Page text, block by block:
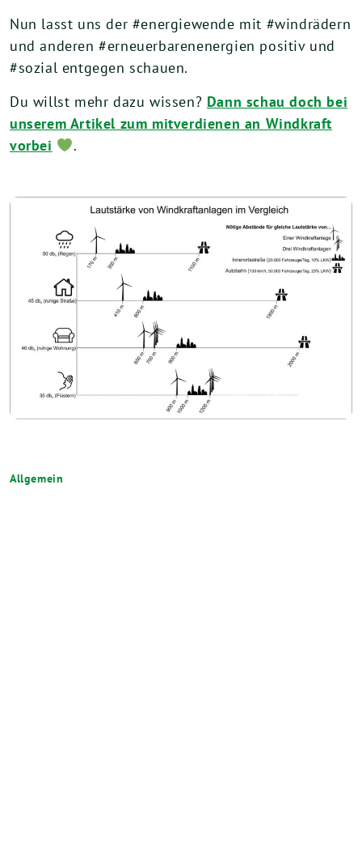
Nun lasst uns der #energiewende mit #windrädern
und anderen #erneuerbarenenergien positiv und
#sozial entgegen schauen.
Du willst mehr dazu wissen? Dann schau doch bei
unserem Artikel zum mitverdienen an Windkraft
vorbei
.
Allgemein